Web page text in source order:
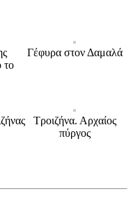
το
Γέφυρα στον Δαμαλά
Τροιζήνα. Αρχαίος
πύργος